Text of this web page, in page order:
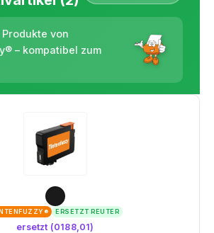
von
– kompatibel zum
ERSETZT REUTER
ersetzt (0188,01)